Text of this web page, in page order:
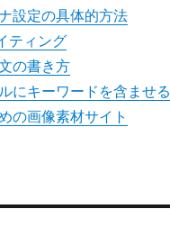
設定の具体的方法
ティング
の書き方
にキーワードを含ませる
の画像素材サイト